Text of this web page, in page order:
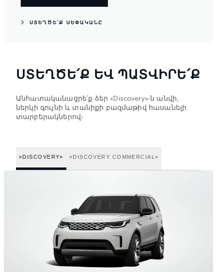
ՍՏԵՂԾԵ՛Ք ՍԵՓԱԿԱՆԸ
ՍՏԵՂԾԵ՛Ք ԵՎ ՊԱՏՎԻՐԵ՛Ք
Անհատականացրե՛ք ձեր «Discovery»-ն անվի,
ներկի գույնի և տանիքի բազմաթիվ հասանելի
տարբերակներով։
«DISCOVERY» «DISCOVERY COMMERCIAL»